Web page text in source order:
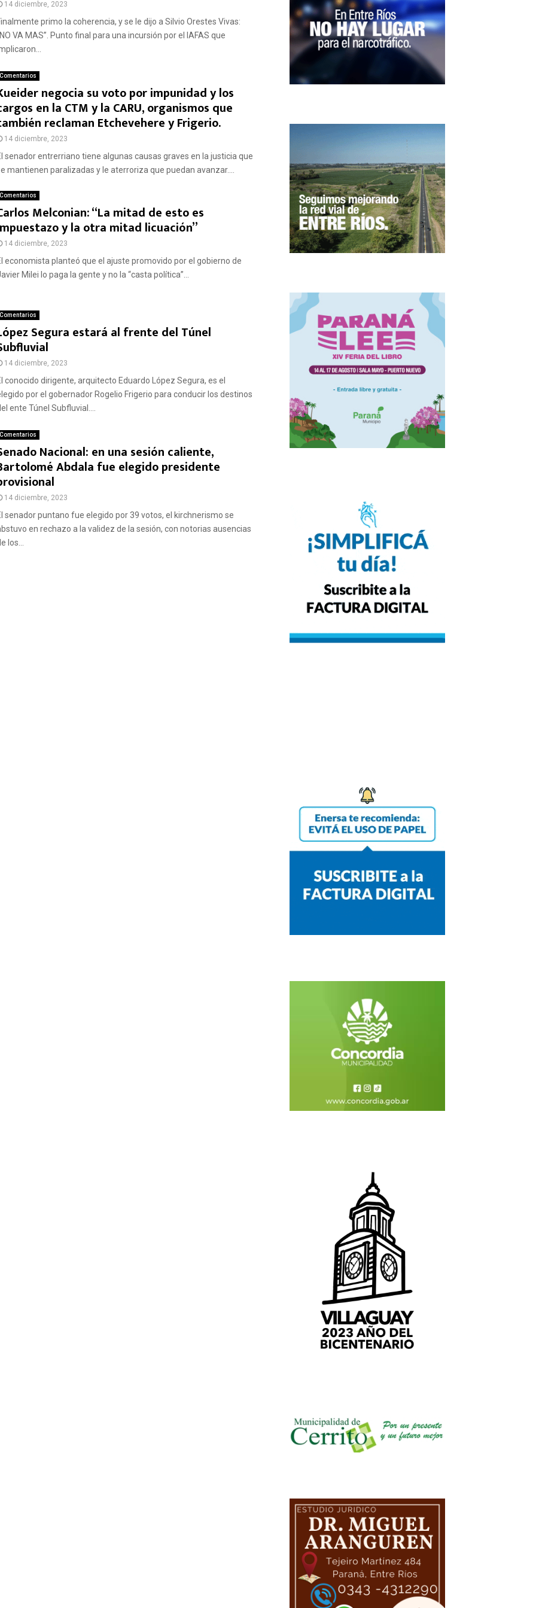
14 diciembre, 2023
primo la coherencia, y se le dijo a Silvio Orestes Vivas:
VA MAS”. Punto final para una incursión por el IAFAS que
Comentarios
negocia su voto por impunidad y los
en la CTM y la CARU, organismos que
reclaman Etchevehere y Frigerio.
14 diciembre, 2023
senador entrerriano tiene algunas causas graves en la justicia que
mantienen paralizadas y le aterroriza que puedan avanzar....
Comentarios
Melconian: “La mitad de esto es
y la otra mitad licuación”
14 diciembre, 2023
economista planteó que el ajuste promovido por el gobierno de
Milei lo paga la gente y no la “casta política”...
Comentarios
Segura estará al frente del Túnel
14 diciembre, 2023
conocido dirigente, arquitecto Eduardo López Segura, es el
por el gobernador Rogelio Frigerio para conducir los destinos
ente Túnel Subfluvial....
Comentarios
Nacional: en una sesión caliente,
Abdala fue elegido presidente
14 diciembre, 2023
senador puntano fue elegido por 39 votos, el kirchnerismo se
en rechazo a la validez de la sesión, con notorias ausencias
los...